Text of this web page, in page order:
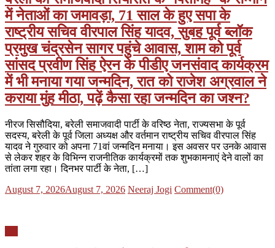
में नेताओं का जमावड़ा, 71 साल के हुए सपा के
राष्ट्रीय सचिव वीरपाल सिंह यादव, सुबह पूर्व ब्लॉक
प्रमुख चंद्रसेन सागर पहुंचे आवास, शाम को पूर्व
सांसद प्रवीण सिंह ऐरन के पीडीए जनसंवाद कार्यक्रम
में भी मनाया गया जन्मदिन, रात को राजेश अग्रवाल ने
कराया मुंह मीठा, पढ़ें कैसा रहा जन्मदिन का जश्न?
नीरज सिसौदिया, बरेली समाजवादी पार्टी के वरिष्ठ नेता, राज्यसभा के पूर्व
सदस्य, बरेली के पूर्व जिला अध्यक्ष और वर्तमान राष्ट्रीय सचिव वीरपाल सिंह
यादव ने गुरुवार को अपना 71वां जन्मदिन मनाया। इस अवसर पर उनके आवास
से लेकर शहर के विभिन्न राजनीतिक कार्यक्रमों तक शुभकामनाएं देने वालों का
तांता लगा रहा। दिनभर पार्टी के नेता, […]
Posted
August 7, 2026August 7, 2026 Author
Neeraj Jogi Comment(0)